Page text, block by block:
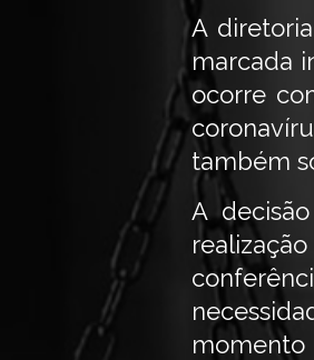
A
marcada
ocorre
também
A